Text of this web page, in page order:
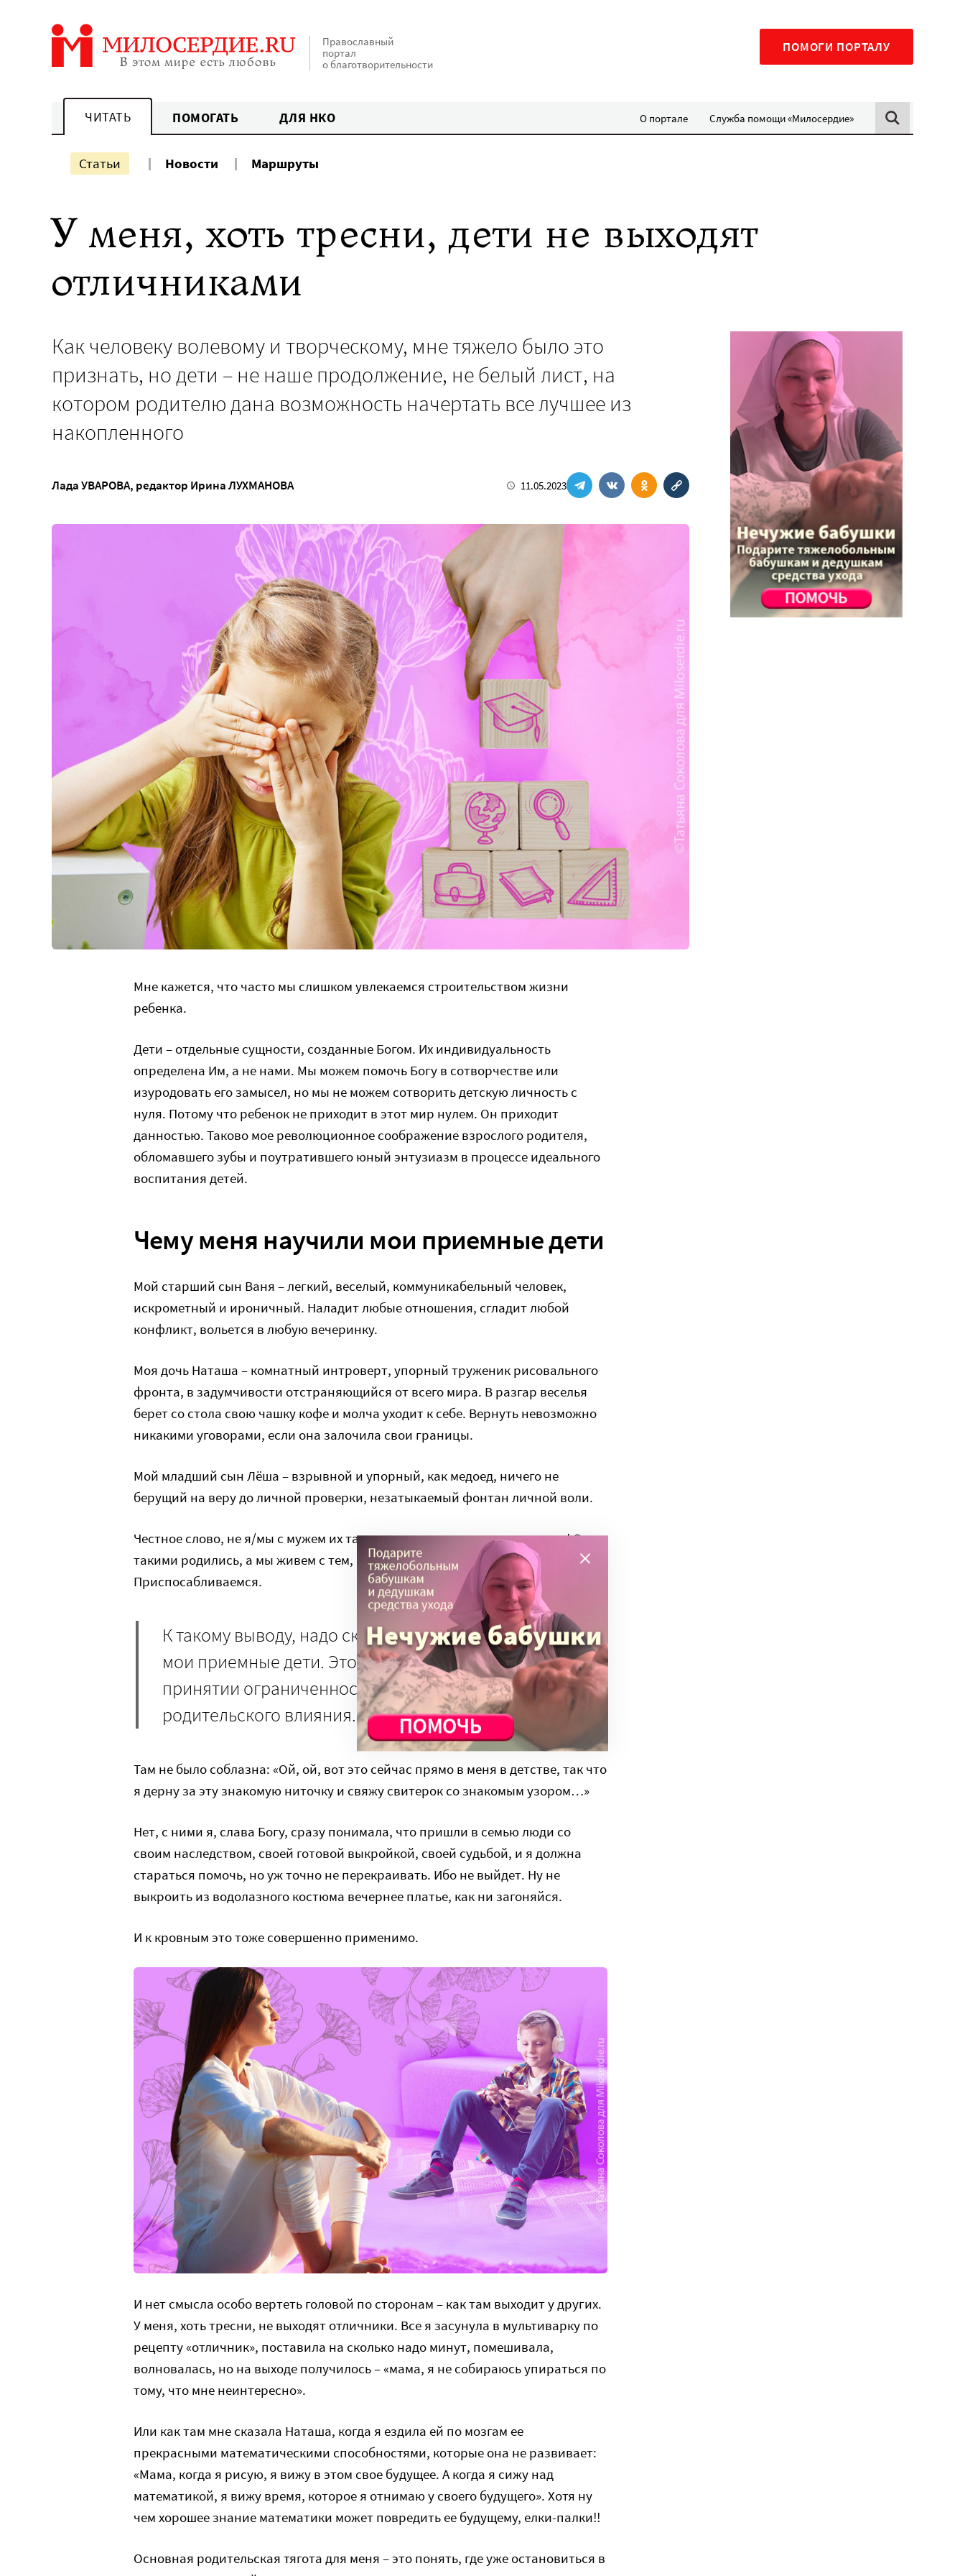
Православный
портал
о благотворительности
ПОМОГИ ПОРТАЛУ
ЧИТАТЬ ПОМОГАТЬ ДЛЯ НКО О портале Служба помощи «Милосердие»
Статьи Новости Маршруты
У меня, хоть тресни, дети не выходят
отличниками
Как человеку волевому и творческому, мне тяжело было это
признать, но дети – не наше продолжение, не белый лист, на
котором родителю дана возможность начертать все лучшее из
накопленного
Лада УВАРОВА, редактор Ирина ЛУХМАНОВА 11.05.2023
Мне кажется, что часто мы слишком увлекаемся строительством жизни
ребенка.
Дети – отдельные сущности, созданные Богом. Их индивидуальность
определена Им, а не нами. Мы можем помочь Богу в сотворчестве или
изуродовать его замысел, но мы не можем сотворить детскую личность с
нуля. Потому что ребенок не приходит в этот мир нулем. Он приходит
данностью. Таково мое революционное соображение взрослого родителя,
обломавшего зубы и поутратившего юный энтузиазм в процессе идеального
воспитания детей.
Чему меня научили мои приемные дети
Мой старший сын Ваня – легкий, веселый, коммуникабельный человек,
искрометный и ироничный. Наладит любые отношения, сгладит любой
конфликт, вольется в любую вечеринку.
Моя дочь Наташа – комнатный интроверт, упорный труженик рисовального
фронта, в задумчивости отстраняющийся от всего мира. В разгар веселья
берет со стола свою чашку кофе и молча уходит к себе. Вернуть невозможно
никакими уговорами, если она залочила свои границы.
Мой младший сын Лёша – взрывной и упорный, как медоед, ничего не
берущий на веру до личной проверки, незатыкаемый фонтан личной воли.
Честное слово, не я/мы с мужем их такими сделали своим воспитанием! Они
такими родились, а мы живем с тем, что нам дано свыше.
Приспосабливаемся.
К такому выводу, надо сказать, мне помогли прийти
мои приемные дети. Это они очень меня продвинули в
принятии ограниченности собственного
родительского влияния.
Там не было соблазна: «Ой, ой, вот это сейчас прямо в меня в детстве, так что
я дерну за эту знакомую ниточку и свяжу свитерок со знакомым узором…»
Нет, с ними я, слава Богу, сразу понимала, что пришли в семью люди со
своим наследством, своей готовой выкройкой, своей судьбой, и я должна
стараться помочь, но уж точно не перекраивать. Ибо не выйдет. Ну не
выкроить из водолазного костюма вечернее платье, как ни загоняйся.
И к кровным это тоже совершенно применимо.
И нет смысла особо вертеть головой по сторонам – как там выходит у других.
У меня, хоть тресни, не выходят отличники. Все я засунула в мультиварку по
рецепту «отличник», поставила на сколько надо минут, помешивала,
волновалась, но на выходе получилось – «мама, я не собираюсь упираться по
тому, что мне неинтересно».
Или как там мне сказала Наташа, когда я ездила ей по мозгам ее
прекрасными математическими способностями, которые она не развивает:
«Мама, когда я рисую, я вижу в этом свое будущее. А когда я сижу над
математикой, я вижу время, которое я отнимаю у своего будущего». Хотя ну
чем хорошее знание математики может повредить ее будущему, елки-палки!!
Основная родительская тягота для меня – это понять, где уже остановиться в